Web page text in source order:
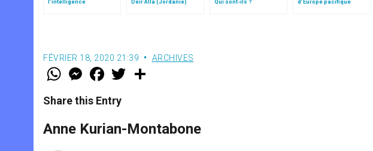
l’intelligence
Deir Alla (Jordanie)
Qui sont-ils ?
d’Europe pacifique
FÉVRIER 18, 2020 21:39 ARCHIVES
W
t
s
p
p
M
e
s
e
g
e
F
a
e
b
o
k
w
r
Share this Entry
Anne Kurian-Montabone